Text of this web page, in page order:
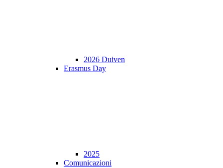
2026 Duiven
Erasmus Day
2025
Comunicazioni